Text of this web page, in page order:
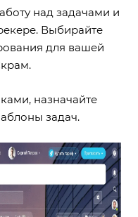
над задачами и
Выбирайте
для вашей
.
назначайте
задач.